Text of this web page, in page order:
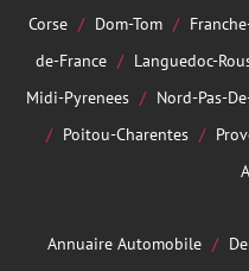
Corse
Dom-Tom
de-France
Languedoc-
Midi-Pyrenees
Nord-Pas-
Poitou-Charentes
Annuaire Automobile